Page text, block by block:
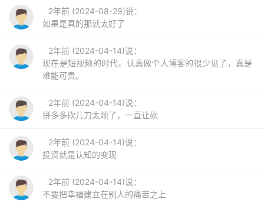
2年前 (2024-08-29)说：
如果是真的那就太好了
2年前 (2024-04-14)说：
现在是短视频的时代，认真做个人博客的很少见了，真是
难能可贵。
2年前 (2024-04-14)说：
拼多多砍几刀太烦了，一直让砍
2年前 (2024-04-14)说：
投资就是认知的变现
2年前 (2024-04-14)说：
不要把幸福建立在别人的痛苦之上